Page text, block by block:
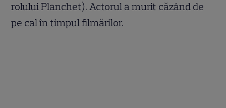
rolului Planchet). Actorul a murit căzând de
pe cal în timpul filmărilor.